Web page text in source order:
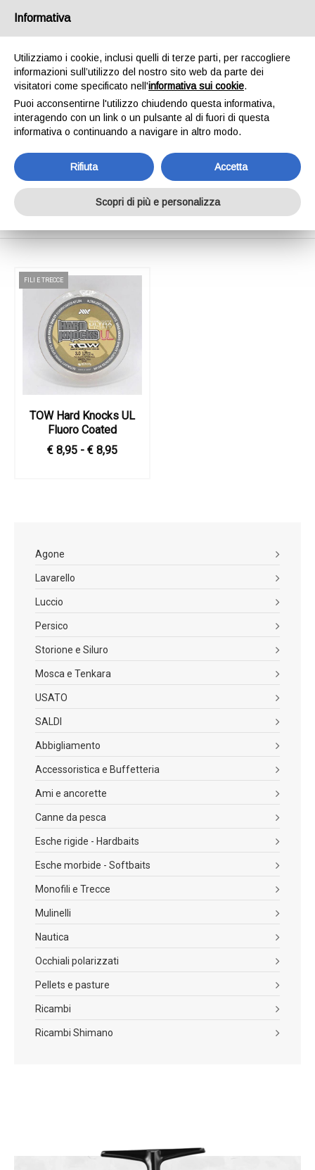
SPEDIAMO IN 24/48H - SPEDIZIONI GRATUITE
INVIA MESSAGGIO
Shop Online
Home
FILI E TRECCE
TOW Hard Knocks UL
Fluoro Coated
€ 8,95 - € 8,95
Agone
Lavarello
Luccio
Persico
Storione e Siluro
Mosca e Tenkara
USATO
SALDI
Abbigliamento
Accessoristica e Buffetteria
Ami e ancorette
Canne da pesca
Esche rigide - Hardbaits
Esche morbide - Softbaits
Monofili e Trecce
Mulinelli
Nautica
Occhiali polarizzati
Pellets e pasture
Ricambi
Ricambi Shimano
Informativa
Utilizziamo i cookie, inclusi quelli di terze parti, per raccogliere
informazioni sull’utilizzo del nostro sito web da parte dei
visitatori come specificato nell'informativa sui cookie.
Puoi acconsentirne l'utilizzo chiudendo questa informativa,
interagendo con un link o un pulsante al di fuori di questa
informativa o continuando a navigare in altro modo.
Rifiuta Accetta
Scopri di più e personalizza